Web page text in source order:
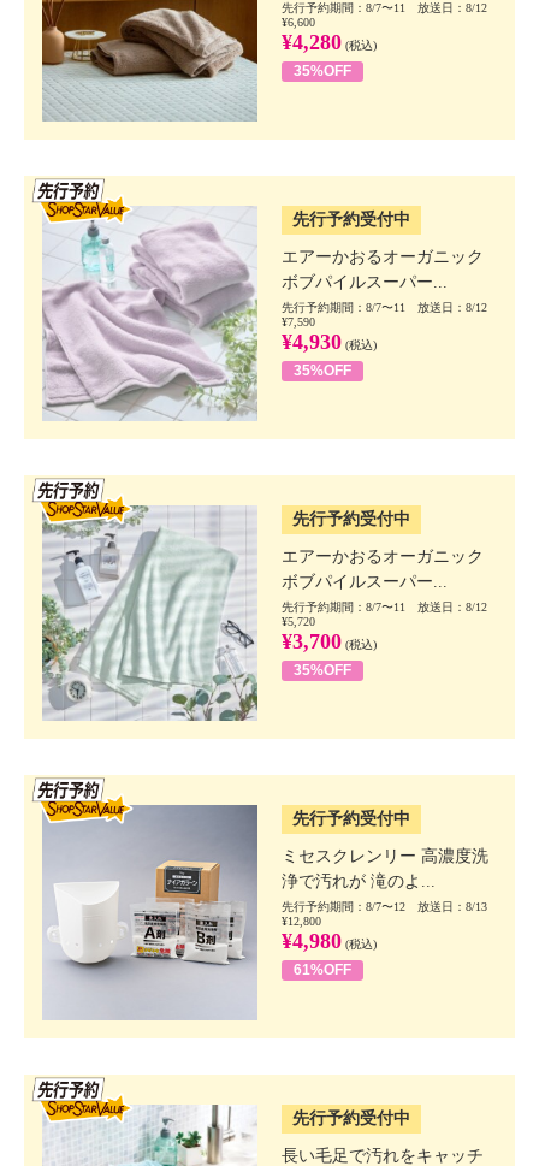
先行予約期間：8/7〜11 放送日：8/12
¥6,600
¥4,280 (税込)
35%OFF
先行予約受付中
エアーかおるオーガニック
ボブパイルスーパー...
先行予約期間：8/7〜11 放送日：8/12
¥7,590
¥4,930 (税込)
35%OFF
先行予約受付中
エアーかおるオーガニック
ボブパイルスーパー...
先行予約期間：8/7〜11 放送日：8/12
¥5,720
¥3,700 (税込)
35%OFF
先行予約受付中
ミセスクレンリー 高濃度洗
浄で汚れが 滝のよ...
先行予約期間：8/7〜12 放送日：8/13
¥12,800
¥4,980 (税込)
61%OFF
先行予約受付中
長い毛足で汚れをキャッチ